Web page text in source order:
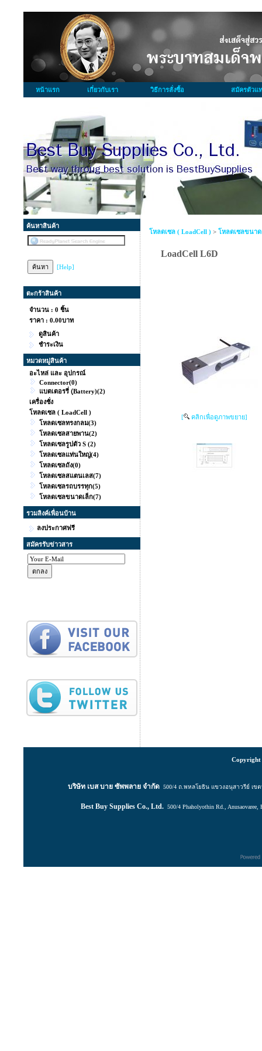
หน้าแรก เกี่ยวกับเรา วิธีการสั่งซื้อ สมัครตัวแ
ค้นหาสินค้า
[Help]
ตะกร้าสินค้า
จำนวน : 0 ชิ้น
ราคา : 0.00บาท
ดูสินค้า
ชำระเงิน
หมวดหมู่สินค้า
อะไหล่ และ อุปกรณ์
Connector(0)
แบตเตอรรี่ (ฺBattery)(2)
เครื่องชั่ง
โหลดเซล ( LoadCell )
โหลดเซลทรงกลม(3)
โหลดเซลสายพาน(2)
โหลดเซลรูปตัว S (2)
โหลดเซลแท่นใหญ่(4)
โหลดเซลถัง(0)
โหลดเซลสแตนเลส(7)
โหลดเซลรถบรรทุก(5)
โหลดเซลขนาดเล็ก(7)
รวมลิงค์เพื่อนบ้าน
ลงประกาศฟรี
สมัครรับข่าวสาร
โหลดเซล ( LoadCell ) > โหลดเซลขนาด
LoadCell L6D
[ คลิกเพื่อดูภาพขยาย]
Copyright
บริษัท เบส บาย ซัพพลาย จำกัด 500/4 ถ.พหลโยธิน แขวงอนุสาวรีย์ เข
Best Buy Supplies Co., Ltd. 500/4 Phaholyothin Rd.,